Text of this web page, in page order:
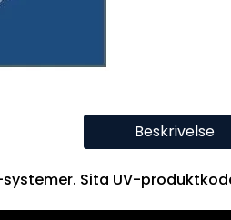
Beskrivelse
Sita UV-